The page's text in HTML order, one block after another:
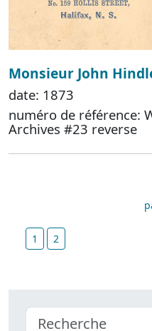
Monsieur John
date: 1873
numéro de référence:
Archives #23 reverse
1 2